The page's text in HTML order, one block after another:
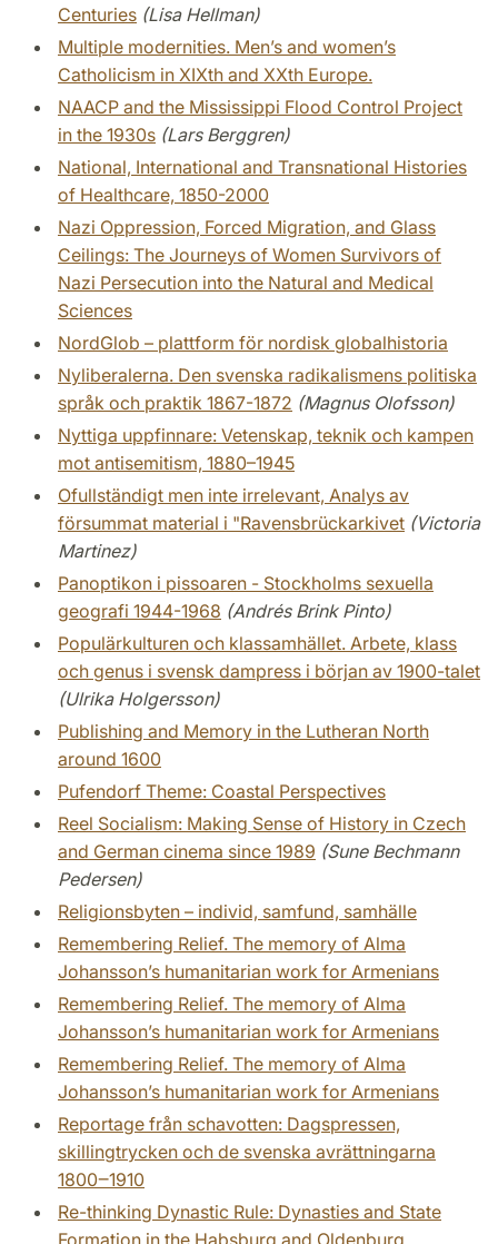
Centuries (Lisa Hellman)
Multiple modernities. Men’s and women’s
Catholicism in XIXth and XXth Europe.
NAACP and the Mississippi Flood Control Project
in the 1930s (Lars Berggren)
National, International and Transnational Histories
of Healthcare, 1850-2000
Nazi Oppression, Forced Migration, and Glass
Ceilings: The Journeys of Women Survivors of
Nazi Persecution into the Natural and Medical
Sciences
NordGlob – plattform för nordisk globalhistoria
Nyliberalerna. Den svenska radikalismens politiska
språk och praktik 1867-1872 (Magnus Olofsson)
Nyttiga uppfinnare: Vetenskap, teknik och kampen
mot antisemitism, 1880–1945
Ofullständigt men inte irrelevant, Analys av
försummat material i "Ravensbrückarkivet (Victoria
Martinez)
Panoptikon i pissoaren - Stockholms sexuella
geografi 1944-1968 (Andrés Brink Pinto)
Populärkulturen och klassamhället. Arbete, klass
och genus i svensk dampress i början av 1900-talet
(Ulrika Holgersson)
Publishing and Memory in the Lutheran North
around 1600
Pufendorf Theme: Coastal Perspectives
Reel Socialism: Making Sense of History in Czech
and German cinema since 1989 (Sune Bechmann
Pedersen)
Religionsbyten – individ, samfund, samhälle
Remembering Relief. The memory of Alma
Johansson’s humanitarian work for Armenians
Remembering Relief. The memory of Alma
Johansson’s humanitarian work for Armenians
Remembering Relief. The memory of Alma
Johansson’s humanitarian work for Armenians
Reportage från schavotten: Dagspressen,
skillingtrycken och de svenska avrättningarna
1800‒1910
Re-thinking Dynastic Rule: Dynasties and State